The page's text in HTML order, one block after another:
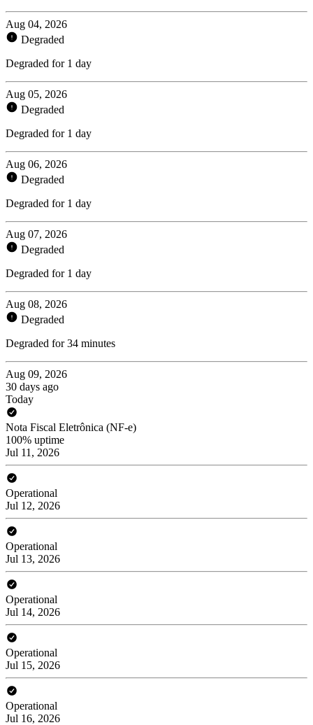
Aug 04, 2026
Degraded
Degraded for 1 day
Aug 05, 2026
Degraded
Degraded for 1 day
Aug 06, 2026
Degraded
Degraded for 1 day
Aug 07, 2026
Degraded
Degraded for 1 day
Aug 08, 2026
Degraded
Degraded for 34 minutes
Aug 09, 2026
30 days ago
Today
Nota Fiscal Eletrônica (NF-e)
100% uptime
Jul 11, 2026
Operational
Jul 12, 2026
Operational
Jul 13, 2026
Operational
Jul 14, 2026
Operational
Jul 15, 2026
Operational
Jul 16, 2026